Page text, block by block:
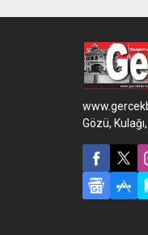
Gözü,